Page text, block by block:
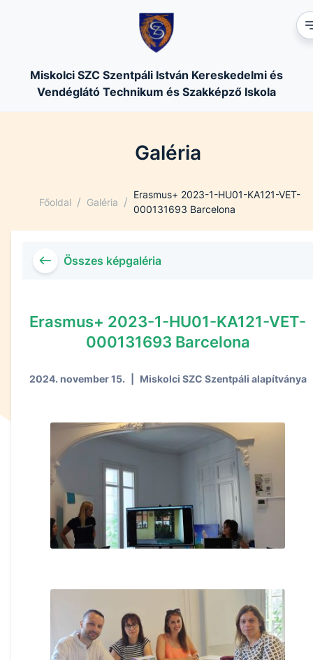
Miskolci SZC Szentpáli István Kereskedelmi és
Vendéglátó Technikum és Szakképző Iskola
Galéria
Főoldal / Galéria /
Erasmus+ 2023-1-HU01-KA121-VET-
000131693 Barcelona
Összes képgaléria
Erasmus+ 2023-1-HU01-KA121-VET-
000131693 Barcelona
2024. november 15. Miskolci SZC Szentpáli alapítványa